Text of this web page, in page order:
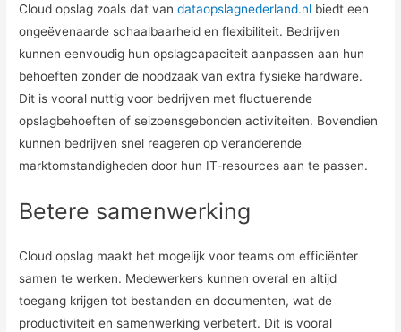
Cloud opslag zoals dat vandataopslagnederland.nl biedt een
ongeëvenaarde schaalbaarheid en flexibiliteit. Bedrijven
kunnen eenvoudig hun opslagcapaciteit aanpassen aan hun
behoeften zonder de noodzaak van extra fysieke hardware.
Dit is vooral nuttig voor bedrijven met fluctuerende
opslagbehoeften of seizoensgebonden activiteiten. Bovendien
kunnen bedrijven snel reageren op veranderende
marktomstandigheden door hun IT-resources aan te passen.
Betere samenwerking
Cloud opslag maakt het mogelijk voor teams om efficiënter
samen te werken. Medewerkers kunnen overal en altijd
toegang krijgen tot bestanden en documenten, wat de
productiviteit en samenwerking verbetert. Dit is vooral